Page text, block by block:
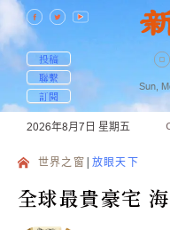
投稿
聯繫
訂閱
Sun,
2026年8月7日 星期五
世界之窗 放眼天下
全球最貴豪宅